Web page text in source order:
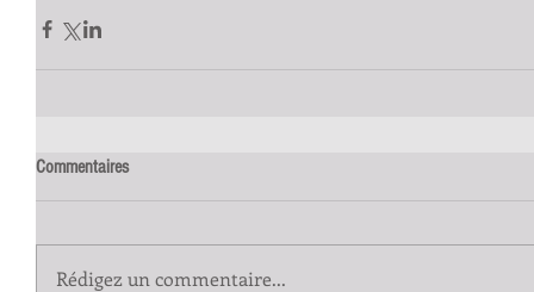
Commentaires
Rédigez un commentaire...